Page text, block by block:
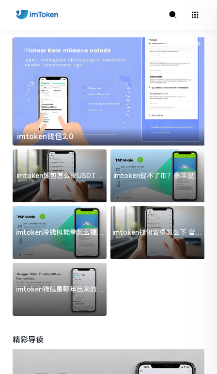
imtoken钱包2.0
imtoken钱包怎么找USDT地
址？三步搞定不踩坑
imtoken提不了币？多半是这
几件事没处理好
imtoken冷钱包能量怎么搞？
过来人告诉你门道
imtoken钱包安卓怎么下 官方
渠道避坑指南
imtoken钱包是哪年出来的？
一文给你说清楚
精彩导读